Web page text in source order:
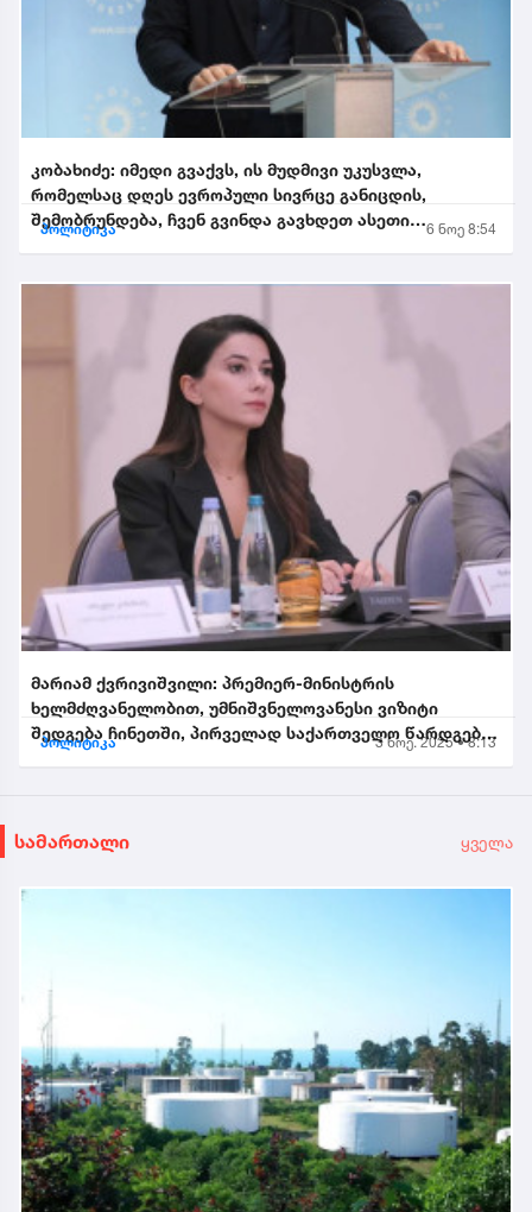
კობახიძე: იმედი გვაქვს, ის მუდმივი უკუსვლა,
რომელსაც დღეს ევროპული სივრცე განიცდის,
შემობრუნდება, ჩვენ გვინდა გავხდეთ ასეთი
პოლიტიკა 6 ნოე 8:54
მარიამ ქვრივიშვილი: პრემიერ-მინისტრის
ხელმძღვანელობით, უმნიშვნელოვანესი ვიზიტი
შედგება ჩინეთში, პირველად საქართველო წარდგება
პოლიტიკა 3 ნოე. 2025 • 8:13
სამართალი ყველა